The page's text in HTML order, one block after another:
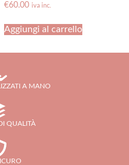
€60.00 iva inc.
Aggiungi al carrello
A MANO
QUALITÀ